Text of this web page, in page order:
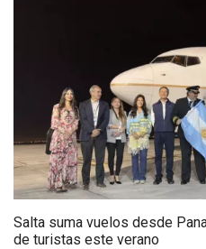
Salta suma vuelos desde
de turistas este verano